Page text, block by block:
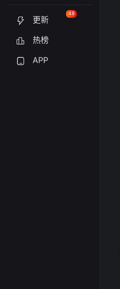
更新
48
热榜
APP